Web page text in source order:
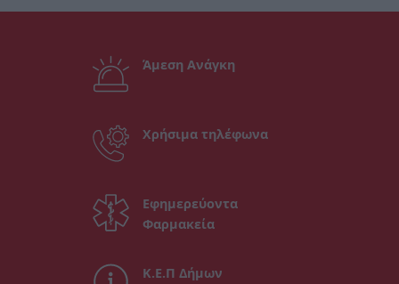
Άμεση Ανάγκη
Χρήσιμα τηλέφωνα
Εφημερεύοντα
Φαρμακεία
Κ.Ε.Π Δήμων